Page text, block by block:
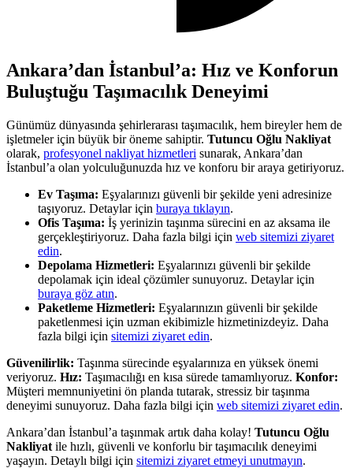
Ankara’dan İstanbul’a: Hız ve Konforun
Buluştuğu Taşımacılık Deneyimi
Günümüz dünyasında şehirlerarası taşımacılık, hem bireyler hem de
işletmeler için büyük bir öneme sahiptir. Tutuncu Oğlu Nakliyat
olarak, profesyonel nakliyat hizmetleri sunarak, Ankara’dan
İstanbul’a olan yolculuğunuzda hız ve konforu bir araya getiriyoruz.
Ev Taşıma: Eşyalarınızı güvenli bir şekilde yeni adresinize
taşıyoruz. Detaylar için buraya tıklayın.
Ofis Taşıma: İş yerinizin taşınma sürecini en az aksama ile
gerçekleştiriyoruz. Daha fazla bilgi için web sitemizi ziyaret
edin.
Depolama Hizmetleri: Eşyalarınızı güvenli bir şekilde
depolamak için ideal çözümler sunuyoruz. Detaylar için
buraya göz atın.
Paketleme Hizmetleri: Eşyalarınızın güvenli bir şekilde
paketlenmesi için uzman ekibimizle hizmetinizdeyiz. Daha
fazla bilgi için sitemizi ziyaret edin.
Güvenilirlik: Taşınma sürecinde eşyalarınıza en yüksek önemi
veriyoruz. Hız: Taşımacılığı en kısa sürede tamamlıyoruz. Konfor:
Müşteri memnuniyetini ön planda tutarak, stressiz bir taşınma
deneyimi sunuyoruz. Daha fazla bilgi için web sitemizi ziyaret edin.
Ankara’dan İstanbul’a taşınmak artık daha kolay! Tutuncu Oğlu
Nakliyat ile hızlı, güvenli ve konforlu bir taşımacılık deneyimi
yaşayın. Detaylı bilgi için sitemizi ziyaret etmeyi unutmayın.